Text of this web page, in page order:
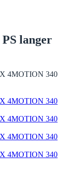
langer